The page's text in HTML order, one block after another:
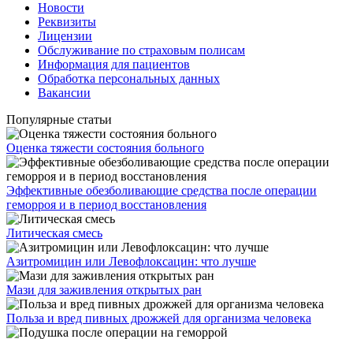
Новости
Реквизиты
Лицензии
Обслуживание по страховым полисам
Информация для пациентов
Обработка персональных данных
Вакансии
Популярные статьи
Оценка тяжести состояния больного
Эффективные обезболивающие средства после операции
геморроя и в период восстановления
Литическая смесь
Азитромицин или Левофлоксацин: что лучше
Мази для заживления открытых ран
Польза и вред пивных дрожжей для организма человека